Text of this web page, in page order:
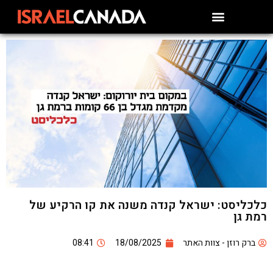
כלכליסט: ישראל קנדה משנה את קו הרקיע של
רמת גן
ברק רוזן - צוות האתר 18/08/2025
08:41